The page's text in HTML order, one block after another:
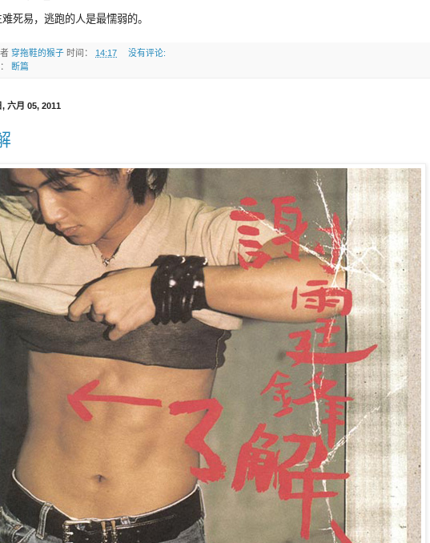
死易，逃跑的人是最懦弱的。
穿拖鞋的猴子 时间： 14:17
没有评论:
断篇
, 六月 05, 2011